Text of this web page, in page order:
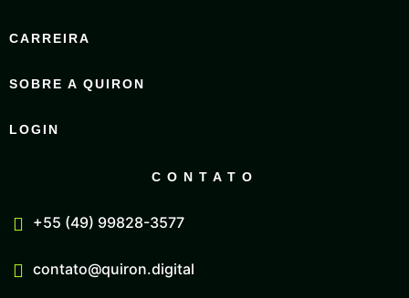
CARREIRA
SOBRE A QUIRON
LOGIN
CONTATO
+55 (49) 99828-3577
contato@quiron.digital